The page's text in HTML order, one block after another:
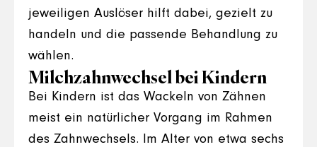
jeweiligen Auslöser hilft dabei, gezielt zu
handeln und die passende Behandlung zu
wählen.
Milchzahnwechsel bei Kindern
Bei Kindern ist das Wackeln von Zähnen
meist ein natürlicher Vorgang im Rahmen
des Zahnwechsels. Im Alter von etwa sechs